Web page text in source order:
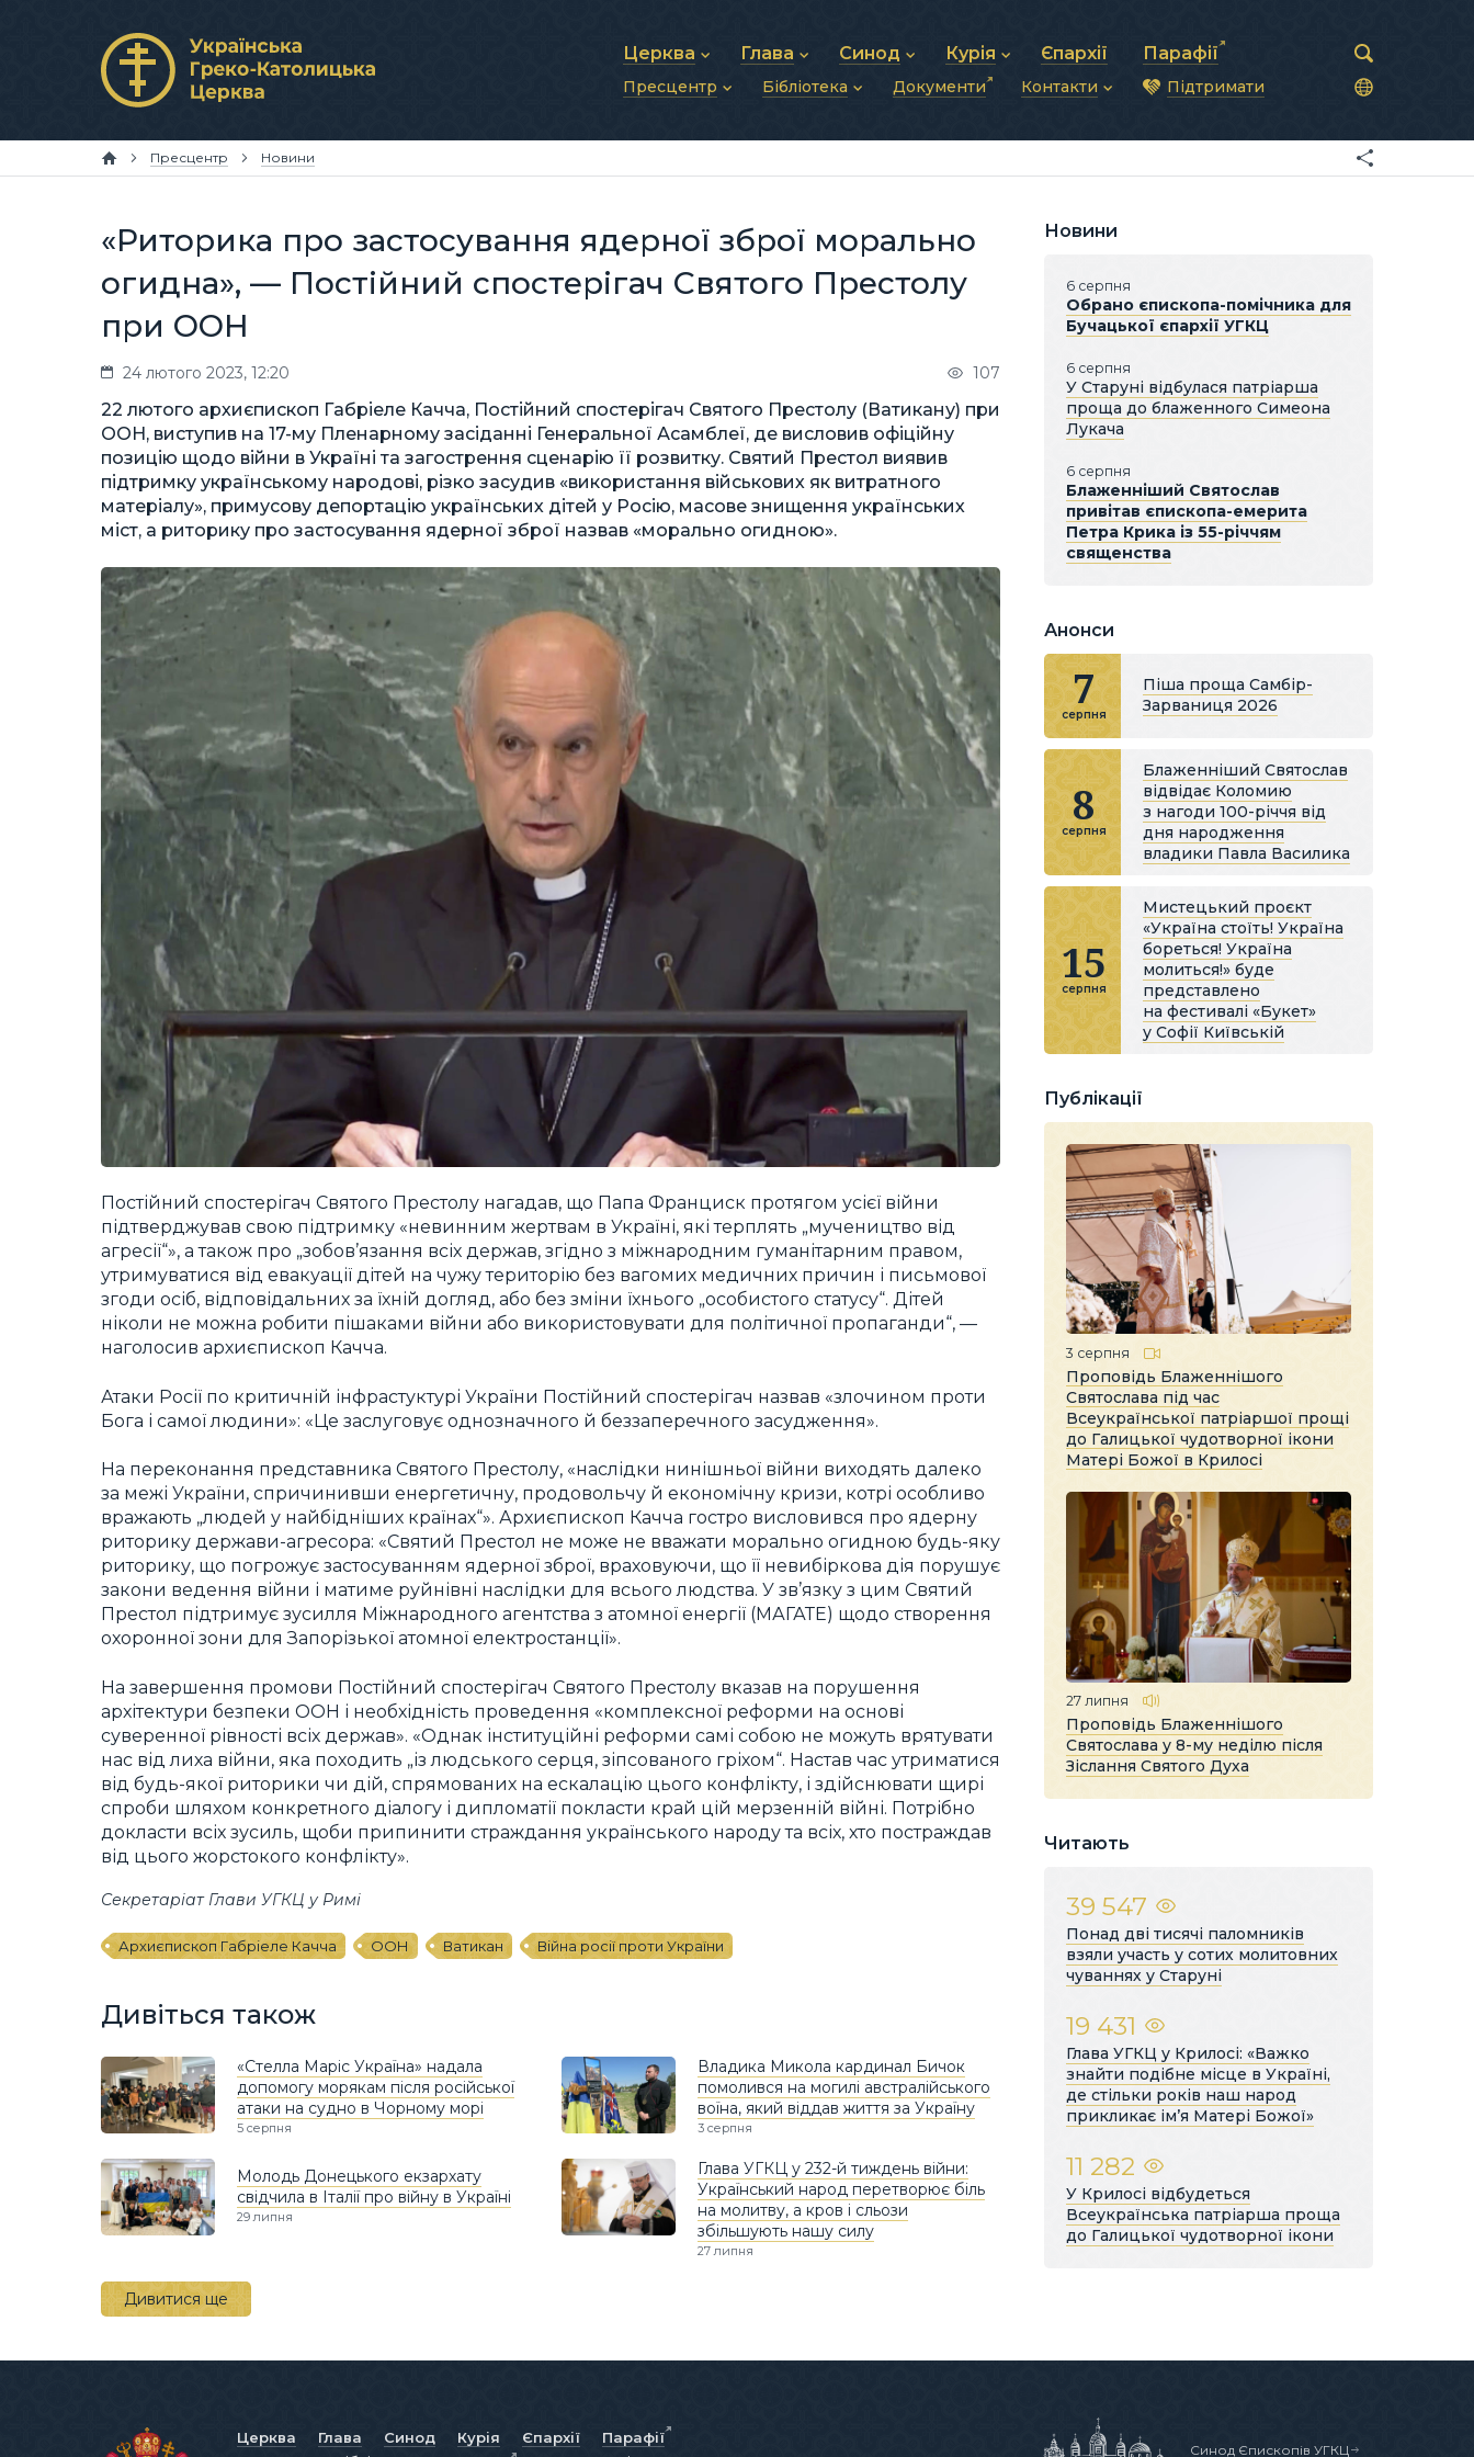
Церква
Про УГКЦ
Структура УГКЦ
Глава
Блаженніший Святослав
Фотографії
Синод
Синод Єпископів
Митрополичі Синоди
Курія
Душпастирська рада
Зв’язки та комунікації
Єпархії Парафії
Пресцентр
Публікації
Фото та відео
Архів новин (2013–2022)
Бібліотека
Молитви
Документи Контакти
Синоди Єпископів
Патріарша курія
Підтримати
Пресцентр Новини
«Риторика про застосування ядерної зброї морально
огидна», — Постійний спостерігач Святого Престолу
при ООН
24 лютого 2023, 12:20 107
22 лютого архиєпископ Габріеле Качча, Постійний спостерігач Святого Престолу (Ватикану) при
ООН, виступив на 17-му Пленарному засіданні Генеральної Асамблеї, де висловив офіційну
позицію щодо війни в Україні та загострення сценарію її розвитку. Святий Престол виявив
підтримку українському народові, різко засудив «використання військових як витратного
матеріалу», примусову депортацію українських дітей у Росію, масове знищення українських
міст, а риторику про застосування ядерної зброї назвав «морально огидною».
Постійний спостерігач Святого Престолу нагадав, що Папа Франциск протягом усієї війни
підтверджував свою підтримку «невинним жертвам в Україні, які терплять „мучеництво від
агресії“», а також про „зобов’язання всіх держав, згідно з міжнародним гуманітарним правом,
утримуватися від евакуації дітей на чужу територію без вагомих медичних причин і письмової
згоди осіб, відповідальних за їхній догляд, або без зміни їхнього „особистого статусу“. Дітей
ніколи не можна робити пішаками війни або використовувати для політичної пропаганди“, —
наголосив архиєпископ Качча.
Атаки Росії по критичній інфрастуктурі України Постійний спостерігач назвав «злочином проти
Бога і самої людини»: «Це заслуговує однозначного й беззаперечного засудження».
На переконання представника Святого Престолу, «наслідки нинішньої війни виходять далеко
за межі України, спричинивши енергетичну, продовольчу й економічну кризи, котрі особливо
вражають „людей у найбідніших країнах“». Архиєпископ Качча гостро висловився про ядерну
риторику держави-агресора: «Святий Престол не може не вважати морально огидною будь-яку
риторику, що погрожує застосуванням ядерної зброї, враховуючи, що її невибіркова дія порушує
закони ведення війни і матиме руйнівні наслідки для всього людства. У зв’язку з цим Святий
Престол підтримує зусилля Міжнародного агентства з атомної енергії (МАГАТЕ) щодо створення
охоронної зони для Запорізької атомної електростанції».
На завершення промови Постійний спостерігач Святого Престолу вказав на порушення
архітектури безпеки ООН і необхідність проведення «комплексної реформи на основі
суверенної рівності всіх держав». «Однак інституційні реформи самі собою не можуть врятувати
нас від лиха війни, яка походить „із людського серця, зіпсованого гріхом“. Настав час утриматися
від будь-якої риторики чи дій, спрямованих на ескалацію цього конфлікту, і здійснювати щирі
спроби шляхом конкретного діалогу і дипломатії покласти край цій мерзенній війні. Потрібно
докласти всіх зусиль, щоби припинити страждання українського народу та всіх, хто постраждав
від цього жорстокого конфлікту».
Секретаріат Глави УГКЦ у Римі
Архиєпископ Габріеле Качча ООН Ватикан Війна росії проти України
Дивіться також
«Стелла Маріс Україна» надала
допомогу морякам після російської
атаки на судно в Чорному морі
5 серпня
Владика Микола кардинал Бичок
помолився на могилі австралійського
воїна, який віддав життя за Україну
3 серпня
Молодь Донецького екзархату
свідчила в Італії про війну в Україні
29 липня
Глава УГКЦ у 232-й тиждень війни:
Український народ перетворює біль
на молитву, а кров і сльози
збільшують нашу силу
27 липня
Дивитися ще
Новини
6 серпня
Обрано єпископа-помічника для
Бучацької єпархії УГКЦ
6 серпня
У Старуні відбулася патріарша
проща до блаженного Симеона
Лукача
6 серпня
Блаженніший Святослав
привітав єпископа-емерита
Петра Крика із 55-річчям
священства
Анонси
7
серпня
Піша проща Самбір-
Зарваниця 2026
8
серпня
Блаженніший Святослав
відвідає Коломию
з нагоди 100-річчя від
дня народження
владики Павла Василика
15
серпня
Мистецький проєкт
«Україна стоїть! Україна
бореться! Україна
молиться!» буде
представлено
на фестивалі «Букет»
у Софії Київській
Публікації
3 серпня
Проповідь Блаженнішого
Святослава під час
Всеукраїнської патріаршої прощі
до Галицької чудотворної ікони
Матері Божої в Крилосі
27 липня
Проповідь Блаженнішого
Святослава у 8-му неділю після
Зіслання Святого Духа
Читають
39 547
Понад дві тисячі паломників
взяли участь у сотих молитовних
чуваннях у Старуні
19 431
Глава УГКЦ у Крилосі: «Важко
знайти подібне місце в Україні,
де стільки років наш народ
прикликає ім’я Матері Божої»
11 282
У Крилосі відбудеться
Всеукраїнська патріарша проща
до Галицької чудотворної ікони
Церква Глава Синод Курія Єпархії Парафії
Синод Єпископів УГКЦ